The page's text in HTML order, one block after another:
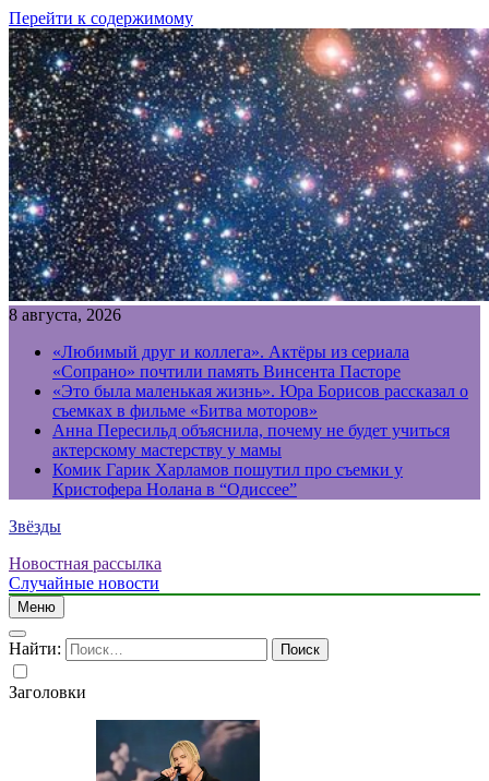
Перейти к содержимому
8 августа, 2026
«Любимый друг и коллега». Актёры из сериала
«Сопрано» почтили память Винсента Пасторе
«Это была маленькая жизнь». Юра Борисов рассказал о
съемках в фильме «Битва моторов»
Анна Пересильд объяснила, почему не будет учиться
актерскому мастерству у мамы
Комик Гарик Харламов пошутил про съемки у
Кристофера Нолана в “Одиссее”
Звёзды
Новостная рассылка
Случайные новости
Меню
Найти:
Заголовки